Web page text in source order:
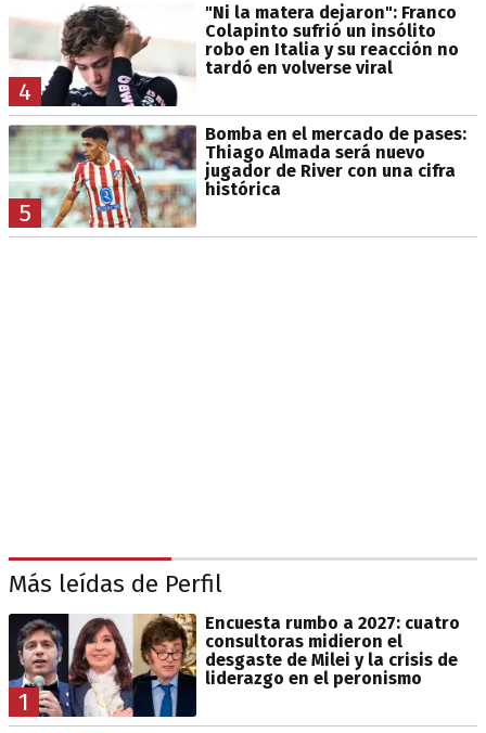
4
"Ni la matera dejaron": Franco
Colapinto sufrió un insólito
robo en Italia y su reacción no
tardó en volverse viral
5
Bomba en el mercado de pases:
Thiago Almada será nuevo
jugador de River con una cifra
histórica
Más leídas de Perfil
1
Encuesta rumbo a 2027: cuatro
consultoras midieron el
desgaste de Milei y la crisis de
liderazgo en el peronismo